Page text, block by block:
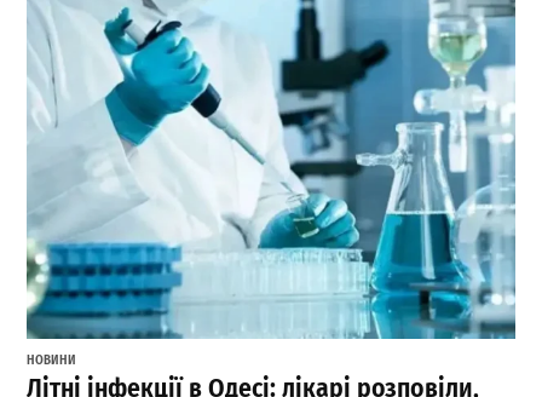
НОВИНИ
Літні інфекції в Одесі: лікарі розповіли,